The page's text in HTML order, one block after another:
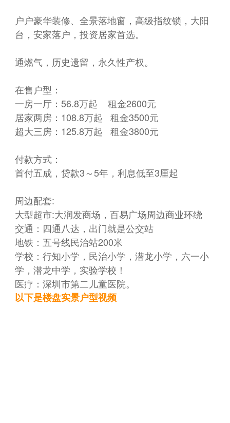
户户豪华装修、全景落地窗，高级指纹锁，大阳
台，安家落户，投资居家首选。
通燃气，历史遗留，永久性产权。
在售户型：
一房一厅：56.8万起 租金2600元
居家两房：108.8万起 租金3500元
超大三房：125.8万起 租金3800元
付款方式：
首付五成，贷款3～5年，利息低至3厘起
周边配套:
大型超市:大润发商场，百易广场周边商业环绕
交通：四通八达，出门就是公交站
地铁：五号线民治站200米
学校：行知小学，民治小学，潜龙小学，六一小
学，潜龙中学，实验学校！
医疗：深圳市第二儿童医院。
以下是楼盘实景户型视频